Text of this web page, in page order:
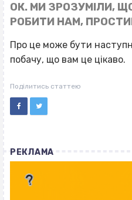
ОК. МИ ЗРОЗУМІЛИ,
РОБИТИ НАМ,
Про це може бути
побачу, що вам це цікаво.
Поділитись статтею
РЕКЛАМА